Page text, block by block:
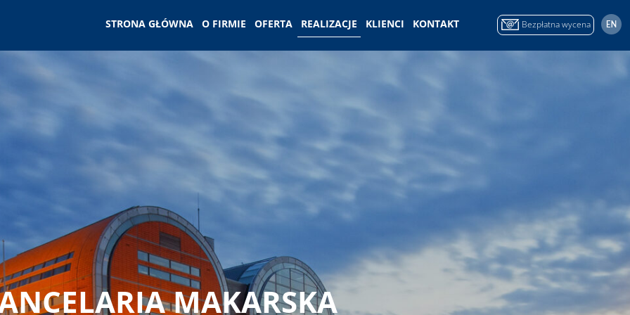
STRONA GŁÓWNA O FIRMIE OFERTA REALIZACJE KLIENCI KONTAKT Bezpłatna wycena
MAKARSKA